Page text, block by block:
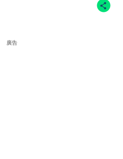
廣告